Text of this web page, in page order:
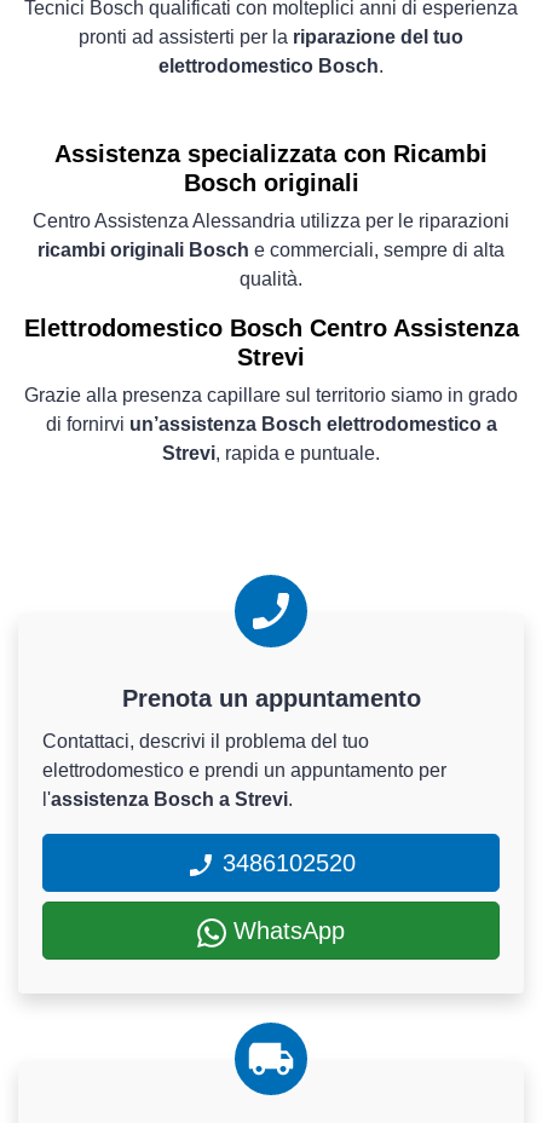
Tecnici Bosch qualificati con molteplici anni di esperienza
pronti ad assisterti per la riparazione del tuo
elettrodomestico Bosch.
Assistenza specializzata con Ricambi
Bosch originali
Centro Assistenza Alessandria utilizza per le riparazioni
ricambi originali Bosch e commerciali, sempre di alta
qualità.
ElettrodomesticoBosch Centro Assistenza
Strevi
Grazie alla presenza capillare sul territorio siamo in grado
di fornirvi un’assistenza Bosch elettrodomestico a
Strevi, rapida e puntuale.
Prenota un appuntamento
Contattaci, descrivi il problema del tuo
elettrodomestico e prendi un appuntamento per
l'assistenza Bosch a Strevi.
3486102520
WhatsApp